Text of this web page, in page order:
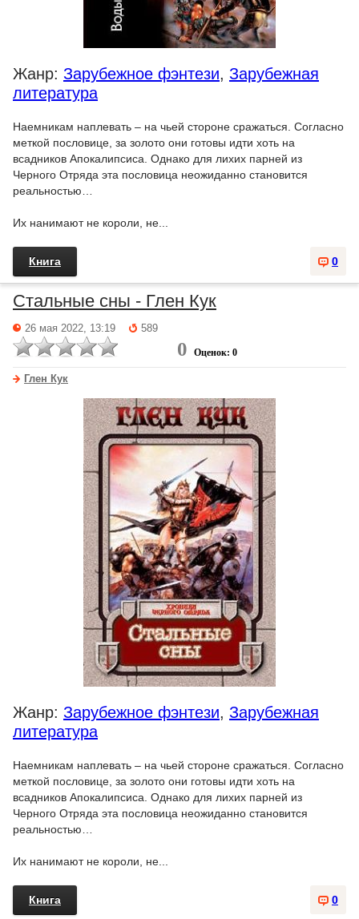
Жанр: Зарубежное фэнтези, Зарубежная
литература
Наемникам наплевать – на чьей стороне сражаться. Согласно
меткой пословице, за золото они готовы идти хоть на
всадников Апокалипсиса. Однако для лихих парней из
Черного Отряда эта пословица неожиданно становится
реальностью…
Их нанимают не короли, не...
0
Книга
Стальные сны - Глен Кук
26 мая 2022, 13:19 589
0 Оценок: 0
Глен Кук
Жанр: Зарубежное фэнтези, Зарубежная
литература
Наемникам наплевать – на чьей стороне сражаться. Согласно
меткой пословице, за золото они готовы идти хоть на
всадников Апокалипсиса. Однако для лихих парней из
Черного Отряда эта пословица неожиданно становится
реальностью…
Их нанимают не короли, не...
0
Книга